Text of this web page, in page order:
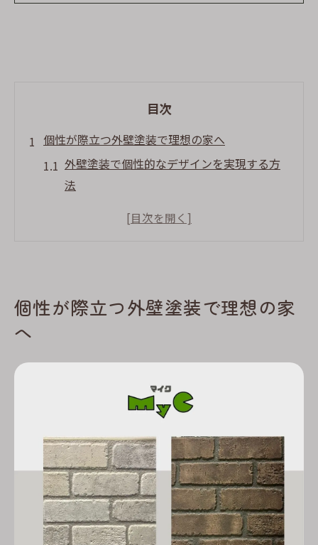
目次
個性が際立つ外壁塗装で理想の家へ
外壁塗装で個性的なデザインを実現する方
法
建売住宅に外壁塗装で差をつけるアイデア
ト
高意匠な外壁塗装で注文住宅風を実現する
外壁塗装で叶える唯一無二の外観づくり
多彩塗装で建売住宅を注文住宅風にリメイ
ク
高意匠塗装の外壁塗装が選ばれる理由
プロが教える外壁塗装のこだわりポイント
個性が際立つ外壁塗装で理想の家
へ